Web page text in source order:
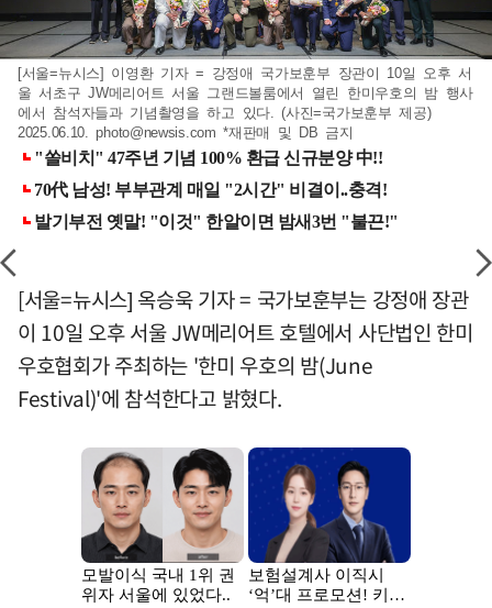
[서울=뉴시스] 이영환 기자 = 강정애 국가보훈부 장관이 10일 오후 서
울 서초구 JW메리어트 서울 그랜드볼룸에서 열린 한미우호의 밤 행사
에서 참석자들과 기념촬영을 하고 있다. (사진=국가보훈부 제공)
2025.06.10.photo@newsis.com *재판매 및 DB 금지
[서울=뉴시스] 옥승욱 기자 = 국가보훈부는 강정애 장관
이 10일 오후 서울 JW메리어트 호텔에서 사단법인 한미
우호협회가 주최하는 '한미 우호의 밤(June
Festival)'에 참석한다고 밝혔다.